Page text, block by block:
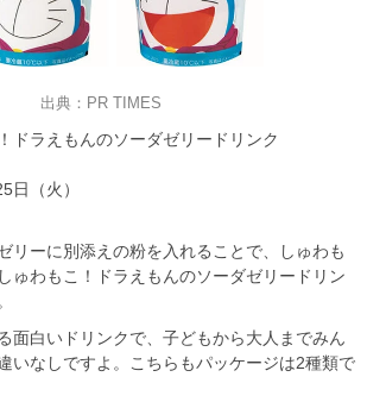
出典：PR TIMES
ドラえもんのソーダゼリードリンク
日（火）
リーに別添えの粉を入れることで、しゅわも
ゅわもこ！ドラえもんのソーダゼリードリン
面白いドリンクで、子どもから大人までみん
いなしですよ。こちらもパッケージは2種類で